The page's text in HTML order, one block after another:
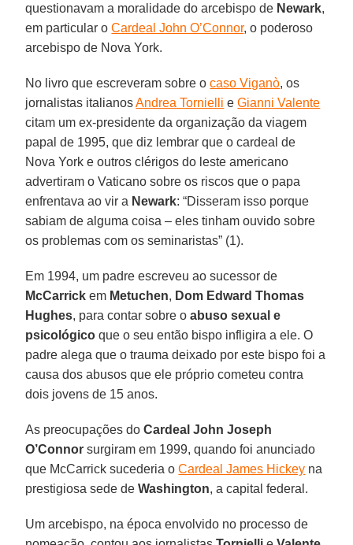
questionavam a moralidade do arcebispo de Newark,
em particular oCardeal John O’Connor, o poderoso
arcebispo de Nova York.
No livro que escreveram sobre ocaso Viganò, os
jornalistas italianosAndrea Tornielli eGianni Valente
citam um ex-presidente da organização da viagem
papal de 1995, que diz lembrar que o cardeal de
Nova York e outros clérigos do leste americano
advertiram o Vaticano sobre os riscos que o papa
enfrentava ao vir a Newark: “Disseram isso porque
sabiam de alguma coisa – eles tinham ouvido sobre
os problemas com os seminaristas” (1).
Em 1994, um padre escreveu ao sucessor de
McCarrick em Metuchen, Dom Edward Thomas
Hughes, para contar sobre oabuso sexual e
psicológico que o seu então bispo infligira a ele. O
padre alega que o trauma deixado por este bispo foi a
causa dos abusos que ele próprio cometeu contra
dois jovens de 15 anos.
As preocupações doCardeal John Joseph
O’Connor surgiram em 1999, quando foi anunciado
que McCarrick sucederia oCardeal James Hickey na
prestigiosa sede deWashington, a capital federal.
Um arcebispo, na época envolvido no processo de